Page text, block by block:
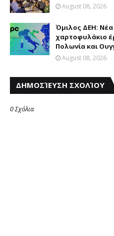
August 08, 2026
Όμιλος ΔΕΗ:
χαρτοφυλάκιο
Πολωνία και
August 08, 2026
ΔΗΜΟΣΊΕΥΣΗ ΣΧΟΛΊΟΥ
0 Σχόλια